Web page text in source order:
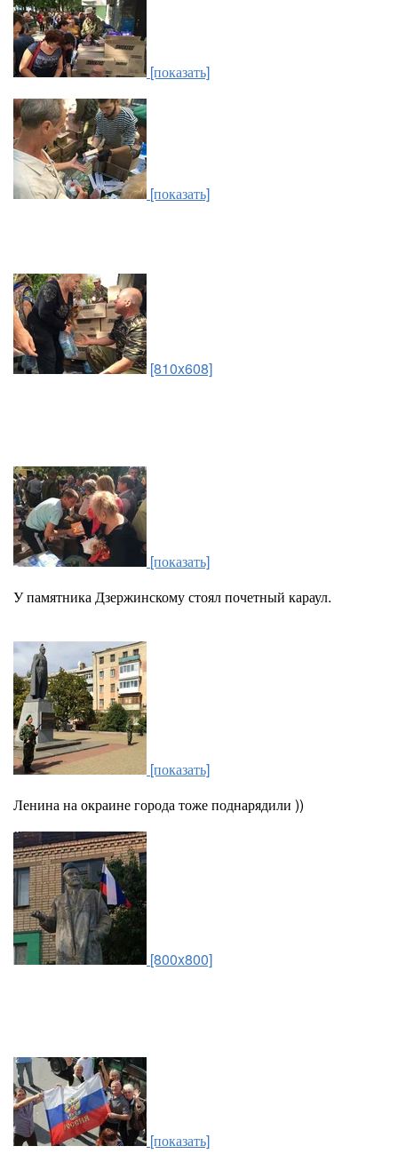
[показать]
[показать]
[810x608]
[показать]
У памятника Дзержинскому стоял почетный караул.
[показать]
Ленина на окраине города тоже поднарядили ))
[800x800]
[показать]